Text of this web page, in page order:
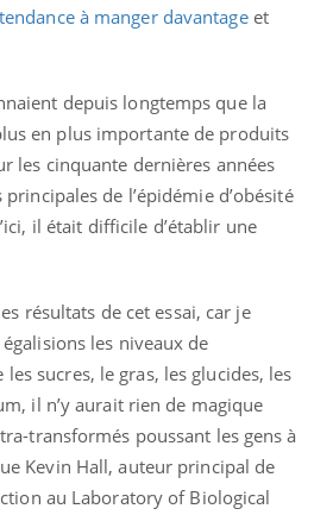
à manger davantageet
depuis longtemps que la
en plus importante de produits
les cinquante dernières années
de l’épidémie d’obésité
il était difficile d’établir une
résultats de cet essai, car je
les niveaux de
sucres, le gras, les glucides, les
il n’y aurait rien de magique
transformés poussant les gens à
Kevin Hall, auteur principal de
au Laboratory of Biological